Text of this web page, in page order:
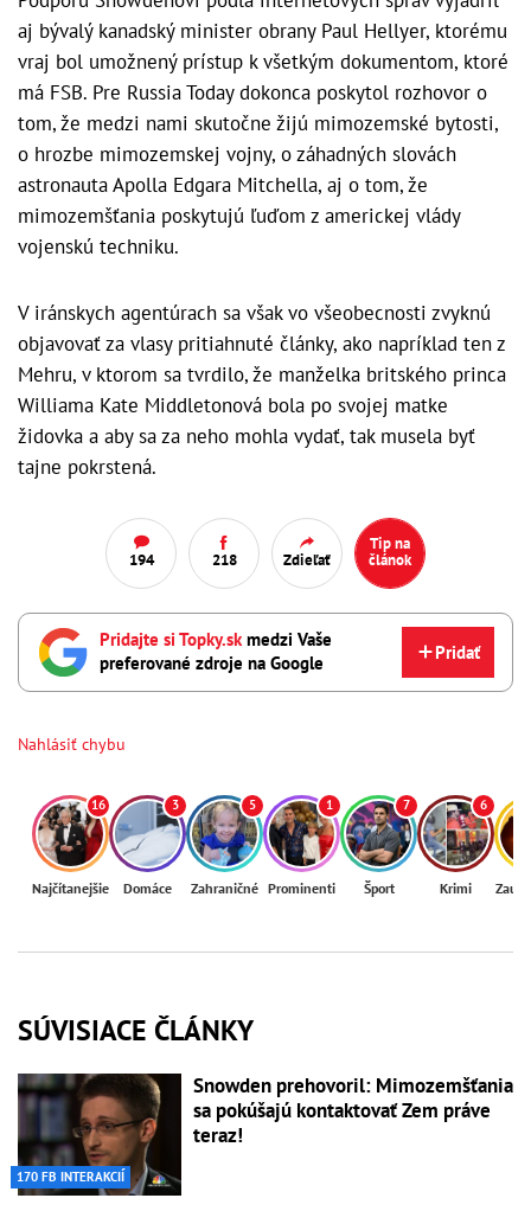
aj bývalý kanadský minister obrany Paul Hellyer, ktorému
vraj bol umožnený prístup k všetkým dokumentom, ktoré
má FSB. Pre Russia Today dokonca poskytol rozhovor o
tom, že medzi nami skutočne žijú mimozemské bytosti,
o hrozbe mimozemskej vojny, o záhadných slovách
astronauta Apolla Edgara Mitchella, aj o tom, že
mimozemšťania poskytujú ľuďom z americkej vlády
vojenskú techniku.
V iránskych agentúrach sa však vo všeobecnosti zvyknú
objavovať za vlasy pritiahnuté články, ako napríklad ten z
Mehru, v ktorom sa tvrdilo, že manželka britského princa
Williama Kate Middletonová bola po svojej matke
židovka a aby sa za neho mohla vydať, tak musela byť
tajne pokrstená.
194 218 Zdieľať
Tip na
článok
Pridajte si Topky.skmedzi Vaše
preferované zdroje na Google
Pridať
Nahlásiť chybu
16
Najčítanejšie
3
Domáce
5
Zahraničné
1
Prominenti
7
Šport
6
Krimi
SÚVISIACE ČLÁNKY
170 FB INTERAKCIÍ
Snowden prehovoril: Mimozemšťania
sa pokúšajú kontaktovať Zem práve
teraz!